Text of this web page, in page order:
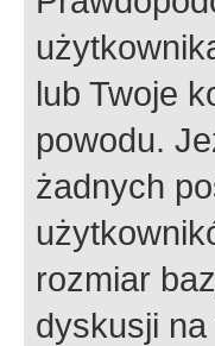
lub Twoje
powodu.
żadnych
rozmiar
dyskusji na